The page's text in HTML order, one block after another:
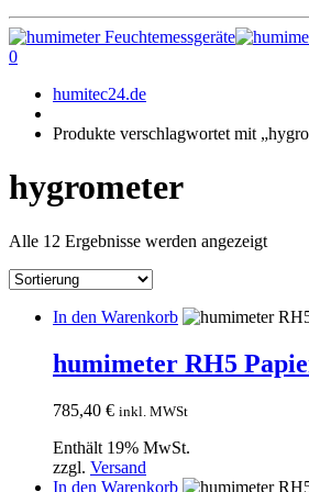
0
humitec24.de
Produkte verschlagwortet mit
hygrometer
Alle 12 Ergebnisse werden angezeigt
In den Warenkorb
humimeter RH5
785,40 € inkl. MWSt
Enthält 19% MwSt.
zzgl. Versand
In den Warenkorb